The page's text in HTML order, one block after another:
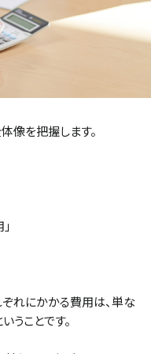
像を把握します。
れにかかる費用は、単な
ことです。